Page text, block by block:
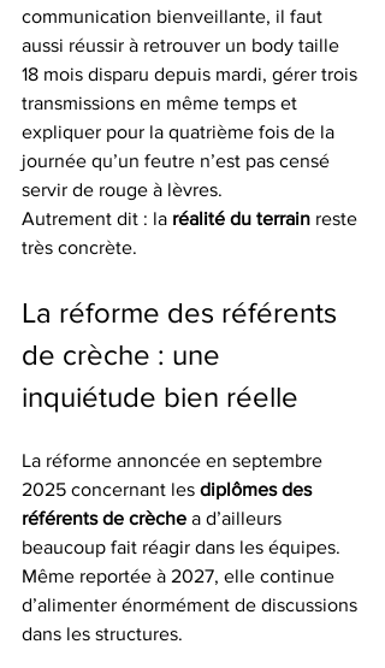
communication bienveillante, il faut
aussi réussir à retrouver un body taille
18 mois disparu depuis mardi, gérer trois
transmissions en même temps et
expliquer pour la quatrième fois de la
journée qu’un feutre n’est pas censé
servir de rouge à lèvres.
Autrement dit : la réalité du terrain reste
très concrète.
La réforme des référents
de crèche : une
inquiétude bien réelle
La réforme annoncée en septembre
2025 concernant les diplômes des
référents de crèche a d’ailleurs
beaucoup fait réagir dans les équipes.
Même reportée à 2027, elle continue
d’alimenter énormément de discussions
dans les structures.